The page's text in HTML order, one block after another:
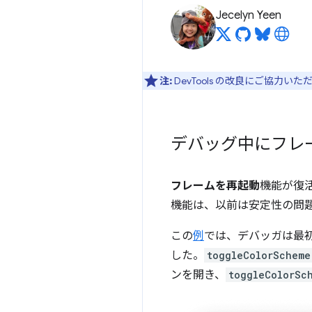
Jecelyn Yeen
注:DevTools の改良にご協力いた
デバッグ中にフレ
フレームを再起動機能が復
機能は、以前は安定性の問
この例では、デバッガは最
した。
toggleColorScheme
ンを開き、